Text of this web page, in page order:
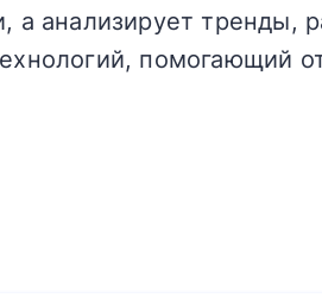
а анализирует тренды,
помогающий